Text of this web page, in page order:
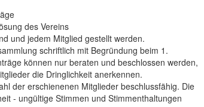
des Vereins
und jedem Mitglied gestellt werden.
schriftlich mit Begründung beim 1.
können nur beraten und beschlossen werden,
die Dringlichkeit anerkennen.
der erschienenen Mitglieder beschlussfähig. Die
- ungültige Stimmen und Stimmenthaltungen